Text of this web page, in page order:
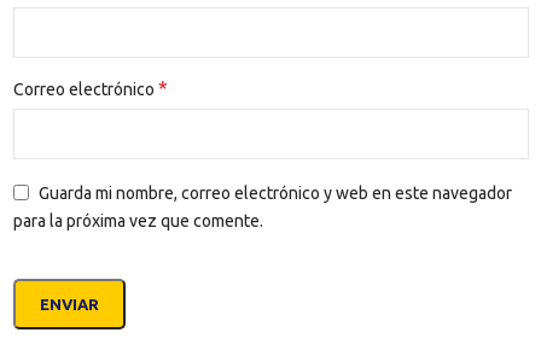
Correo electrónico *
Guarda mi nombre, correo electrónico y web en este navegador
para la próxima vez que comente.